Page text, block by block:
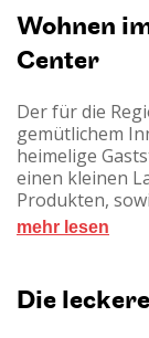
Sie Ihr
Zirbenholz-
Eine
Alpakas,
sogar zweier
Wohnen
Center
Der für die
gemütlichem
heimelige
einen kleinen
Produkten,
Zimmer sind im
Badewanne/
ehemaligen
mehr lesen
Die